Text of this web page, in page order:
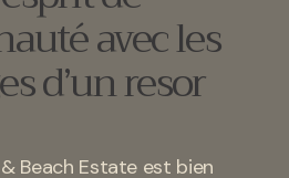
avec les
d’un resor
Beach Estate est bien